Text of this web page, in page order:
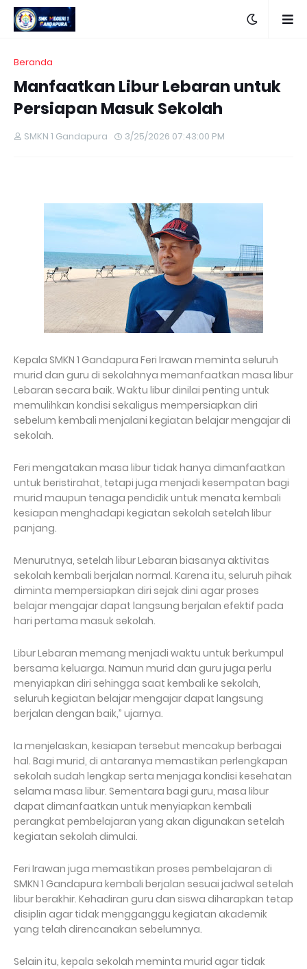
Beranda
Manfaatkan Libur Lebaran untuk
Persiapan Masuk Sekolah
SMKN 1 Gandapura 3/25/2026 07:43:00 PM
Kepala SMKN 1 Gandapura Feri Irawan meminta seluruh
murid dan guru di sekolahnya memanfaatkan masa libur
Lebaran secara baik. Waktu libur dinilai penting untuk
memulihkan kondisi sekaligus mempersiapkan diri
sebelum kembali menjalani kegiatan belajar mengajar di
sekolah.
Feri mengatakan masa libur tidak hanya dimanfaatkan
untuk beristirahat, tetapi juga menjadi kesempatan bagi
murid maupun tenaga pendidik untuk menata kembali
kesiapan menghadapi kegiatan sekolah setelah libur
panjang.
Menurutnya, setelah libur Lebaran biasanya aktivitas
sekolah kembali berjalan normal. Karena itu, seluruh pihak
diminta mempersiapkan diri sejak dini agar proses
belajar mengajar dapat langsung berjalan efektif pada
hari pertama masuk sekolah.
Libur Lebaran memang menjadi waktu untuk berkumpul
bersama keluarga. Namun murid dan guru juga perlu
menyiapkan diri sehingga saat kembali ke sekolah,
seluruh kegiatan belajar mengajar dapat langsung
berjalan dengan baik,” ujarnya.
Ia menjelaskan, kesiapan tersebut mencakup berbagai
hal. Bagi murid, di antaranya memastikan perlengkapan
sekolah sudah lengkap serta menjaga kondisi kesehatan
selama masa libur. Sementara bagi guru, masa libur
dapat dimanfaatkan untuk menyiapkan kembali
perangkat pembelajaran yang akan digunakan setelah
kegiatan sekolah dimulai.
Feri Irawan juga memastikan proses pembelajaran di
SMKN 1 Gandapura kembali berjalan sesuai jadwal setelah
libur berakhir. Kehadiran guru dan siswa diharapkan tetap
disiplin agar tidak mengganggu kegiatan akademik
yang telah direncanakan sebelumnya.
Selain itu, kepala sekolah meminta murid agar tidak